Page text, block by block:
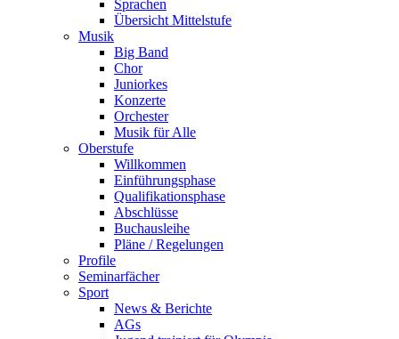
Sprachen
Übersicht Mittelstufe
Musik
Big Band
Chor
Juniorkes
Konzerte
Orchester
Musik für Alle
Oberstufe
Willkommen
Einführungsphase
Qualifikationsphase
Abschlüsse
Buchausleihe
Pläne / Regelungen
Profile
Seminarfächer
Sport
News & Berichte
AGs